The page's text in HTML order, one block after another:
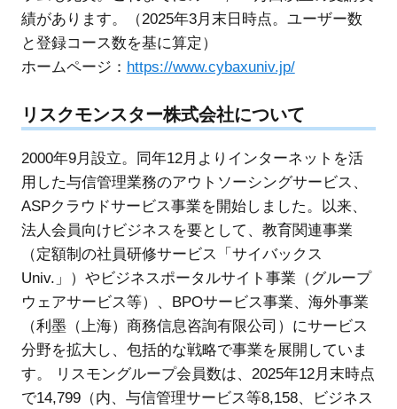
績があります。（2025年3月末日時点。ユーザー数
と登録コース数を基に算定）
ホームページ： https://www.cybaxuniv.jp/
リスクモンスター株式会社について
2000年9月設立。同年12月よりインターネットを活
用した与信管理業務のアウトソーシングサービス、
ASPクラウドサービス事業を開始しました。以来、
法人会員向けビジネスを要として、教育関連事業
（定額制の社員研修サービス「サイバックス
Univ.」）やビジネスポータルサイト事業（グループ
ウェアサービス等）、BPOサービス事業、海外事業
（利墨（上海）商務信息咨詢有限公司）にサービス
分野を拡大し、包括的な戦略で事業を展開していま
す。 リスモングループ会員数は、2025年12月末時点
で14,799（内、与信管理サービス等8,158、ビジネス